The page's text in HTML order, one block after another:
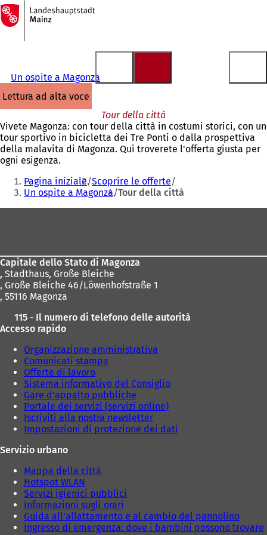
Vai al contenuto
Alla
pagina
iniziale
Un ospite a Magonza
lettura ad alta voce
Tour della città
Vivete Magonza: con tour della città in costumi storici, con un
tour sportivo in bicicletta dei Tre Ponti o dalla prospettiva
della malavita di Magonza. Qui troverete l'offerta giusta per
ogni esigenza.
Siete
qui:
Pagina iniziale Scoprire le offerte
Un ospite a Magonza Tour della città
Capitale dello Stato di Magonza
, Stadthaus, Große Bleiche
, Große Bleiche 46/Löwenhofstraße 1
, 55116 Magonza
115 - Il numero di telefono delle autorità
Accesso rapido
Organizzazione amministrativa
Comunicati stampa
Offerte di lavoro
Sistema informativo del Consiglio
Gare d'appalto pubbliche
Portale dei servizi (servizi online)
Iscriviti alla nostra newsletter
Impostazioni di protezione dei dati
Servizio urbano
Mappa della città
Hotspot WLAN
Servizi igienici pubblici
Informazioni sugli orari
Guida all'allattamento e al cambio del pannolino
Ingresso di emergenza: dove i bambini possono trovare